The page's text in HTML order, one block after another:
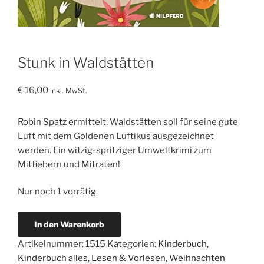
Stunk in Waldstätten
€16,00 inkl. MwSt.
Robin Spatz ermittelt: Waldstätten soll für seine gute
Luft mit dem Goldenen Luftikus ausgezeichnet
werden. Ein witzig-spritziger Umweltkrimi zum
Mitfiebern und Mitraten!
Nur noch 1 vorrätig
Waldstätten
Menge
In den Warenkorb
Artikelnummer:1515 Kategorien: Kinderbuch,
Kinderbuch alles, Lesen & Vorlesen,Weihnachten